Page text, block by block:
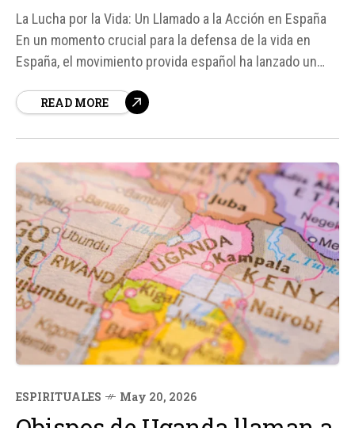
La Lucha por la Vida: Un Llamado a la Acción en España
En un momento crucial para la defensa de la vida en
España, el movimiento provida español ha lanzado un
consideran antivida y, en particular, contra el proyecto
READ MORE
ESPIRITUALES May 20, 2026